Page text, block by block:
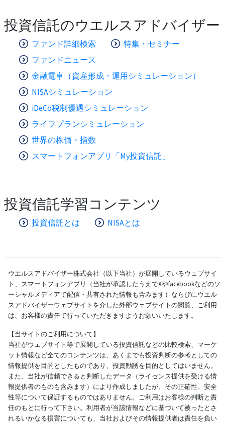
投資信託のウエルスアドバイザー
ファンド詳細検索
特集・セミナー
ファンドニュース
金融電卓（資産形成・運用シミュレーション）
NISAシミュレーション
iDeCo税制優遇シミュレーション
ライフプランシミュレーション
世界の株価・指数
スマートフォンアプリ「My投資信託」
投資信託学習コンテンツ
投資信託とは NISAとは
ウエルスアドバイザー株式会社（以下当社）が展開しているウェブサイ
ト、スマートフォンアプリ（当社が承認したうえでXやfacebookなどのソ
ーシャルメディアで配信・共有された情報も含みます）ならびにウエル
スアドバイザーウェブサイトを介した外部ウェブサイトの閲覧、ご利用
は、お客様の責任で行っていただきますようお願いいたします。
【当サイトのご利用について】
当社がウェブサイト等で展開している投資信託などの比較検索、マーケ
ット情報など全てのコンテンツは、あくまでも投資判断の参考としての
情報提供を目的としたものであり、投資勧誘を目的としてはいません。
また、当社が信頼できると判断したデータ（ライセンス提供を受ける情
報提供者のものも含みます）により作成しましたが、その正確性、安全
性等について保証するものではありません。ご利用はお客様の判断と責
任のもとに行って下さい。利用者が当該情報などに基づいて被ったとさ
れるいかなる損害についても、当社およびその情報提供者は責任を負い